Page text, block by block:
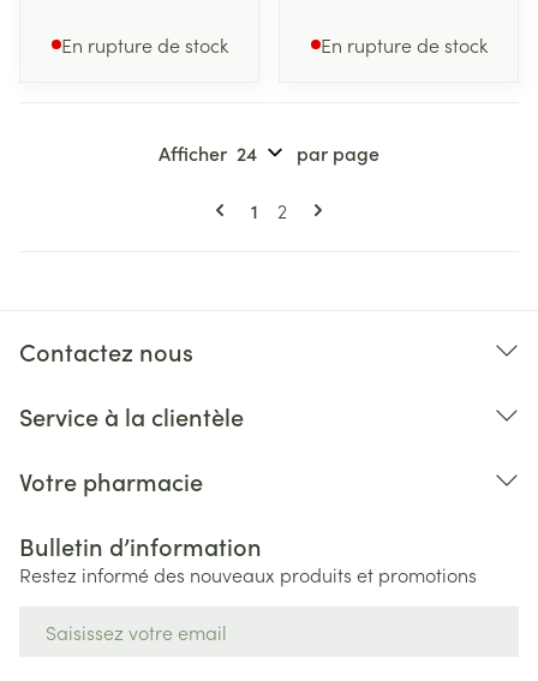
En rupture de stock En rupture de stock
Pages
Vous lisez actuellement la page
1 Page
2
Afficher par page
Contactez nous
Service à la clientèle
Votre pharmacie
Bulletin d’information
Restez informé des nouveaux produits et promotions